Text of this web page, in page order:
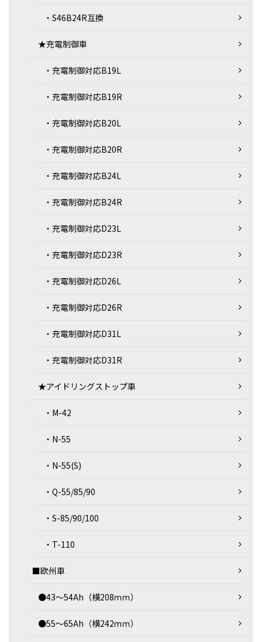
・S46B24R互換
★充電制御車
・充電制御対応B19L
・充電制御対応B19R
・充電制御対応B20L
・充電制御対応B20R
・充電制御対応B24L
・充電制御対応B24R
・充電制御対応D23L
・充電制御対応D23R
・充電制御対応D26L
・充電制御対応D26R
・充電制御対応D31L
・充電制御対応D31R
★アイドリングストップ車
・M-42
・N-55
・N-55(S)
・Q-55/85/90
・S-85/90/100
・T-110
■欧州車
●43～54Ah（横208ｍｍ）
●55～65Ah（横242ｍｍ）